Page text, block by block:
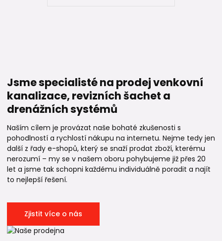
Jsme specialisté na prodej venkovní
kanalizace, revizních šachet a
drenážních systémů
Naším cílem je provázat naše bohaté zkušenosti s
pohodlností a rychlostí nákupu na internetu. Nejme tedy jen
další z řady e-shopů, který se snaží prodat zboží, kterému
nerozumí – my se v našem oboru pohybujeme již přes 20
let a jsme tak schopni každému individuálně poradit a najít
to nejlepší řešení.
Zjistit více o nás